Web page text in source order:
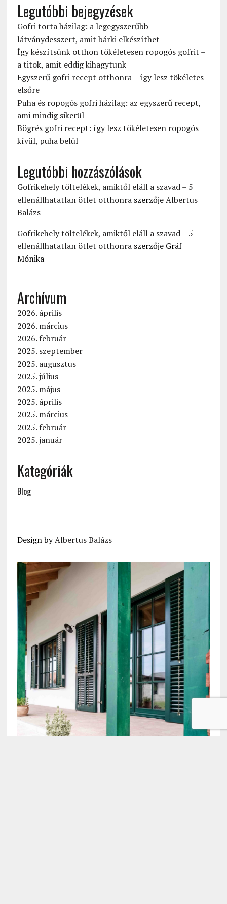
Legutóbbi bejegyzések
Gofri torta házilag: a legegyszerűbb
látványdesszert, amit bárki elkészíthet
Így készítsünk otthon tökéletesen ropogós gofrit –
a titok, amit eddig kihagytunk
Egyszerű gofri recept otthonra – így lesz tökéletes
elsőre
Puha és ropogós gofri házilag: az egyszerű recept,
ami mindig sikerül
Bögrés gofri recept: így lesz tökéletesen ropogós
kívül, puha belül
Legutóbbi hozzászólások
Gofrikehely töltelékek, amiktől eláll a szavad – 5
ellenállhatatlan ötlet otthonraszerzőjeAlbertus
Balázs
Gofrikehely töltelékek, amiktől eláll a szavad – 5
ellenállhatatlan ötlet otthonraszerzője Gráf
Mónika
Archívum
2026. április
2026. március
2026. február
2025. szeptember
2025. augusztus
2025. július
2025. május
2025. április
2025. március
2025. február
2025. január
Kategóriák
Blog
Design byAlbertus Balázs